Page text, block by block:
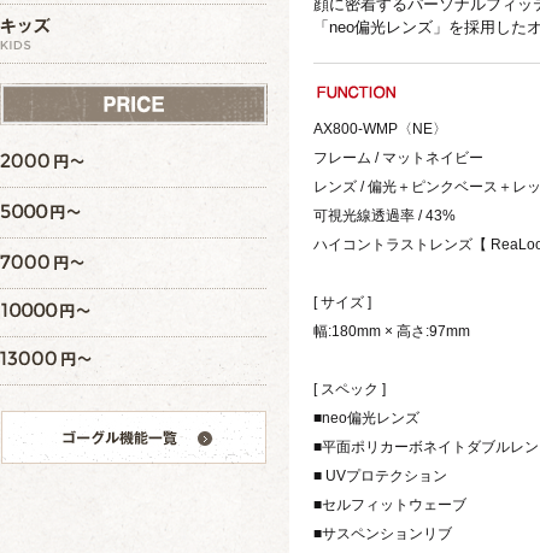
顔に密着するパーソナルフィ
「neo偏光レンズ」を採用した
AX800-WMP〈NE〉
フレーム / マットネイビー
レンズ / 偏光＋ピンクベース＋レ
可視光線透過率 / 43%
ハイコントラストレンズ【
[ サイズ ]
幅:180mm × 高さ:97mm
[ スペック ]
■neo偏光レンズ
■平面ポリカーボネイトダブルレ
■ UVプロテクション
■セルフィットウェーブ
■サスペンションリブ